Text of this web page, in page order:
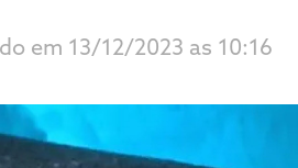
em 13/12/2023 as 10:16